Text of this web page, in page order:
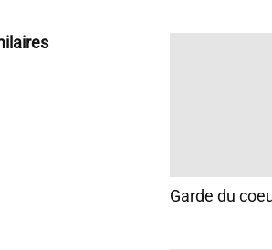
Garde du